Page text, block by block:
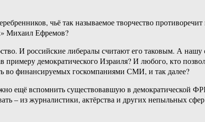
чьё так называемое творчество
Михаил Ефремов?
И российские либералы считают его таковым. А нашу
демократического Израиля? И любого, кто
во финансируемых госкомпаниями СМИ, и так далее?
ещё вспомнить существовавшую в демократической ФРГ
– из журналистики, актёрства и других непыльных